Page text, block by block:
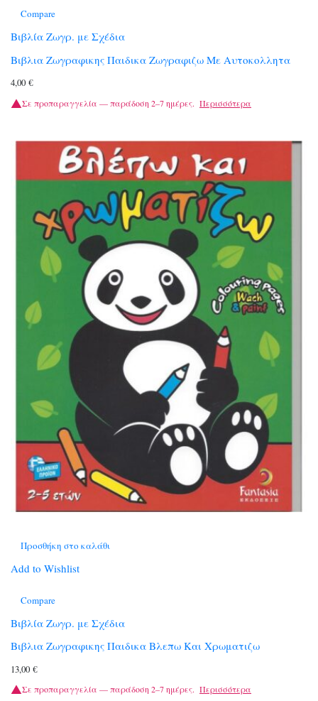
Compare
Βιβλία Ζωγρ. με Σχέδια
Βιβλια Ζωγραφικης Παιδικα Ζωγραφιζω Με Αυτοκολλητα
4,00 €
Σε προπαραγγελία — παράδοση 2–7 ημέρες. Περισσότερα
Προσθήκη στο καλάθι
Add to Wishlist
Compare
Βιβλία Ζωγρ. με Σχέδια
Βιβλια Ζωγραφικης Παιδικα Βλεπω Και Χρωματιζω
13,00 €
Σε προπαραγγελία — παράδοση 2–7 ημέρες. Περισσότερα